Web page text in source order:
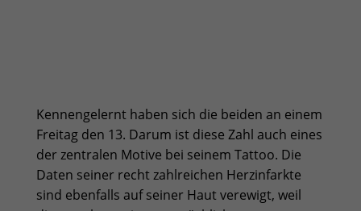
Kennengelernt haben sich die beiden an einem
Freitag den 13. Darum ist diese Zahl auch eines
der zentralen Motive bei seinem Tattoo. Die
Daten seiner recht zahlreichen Herzinfarkte
sind ebenfalls auf seiner Haut verewigt, weil